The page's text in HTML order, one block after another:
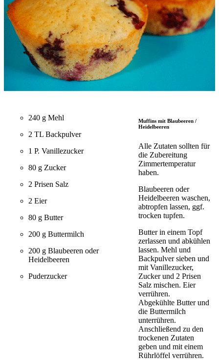
240 g Mehl
2 TL Backpulver
1 P. Vanillezucker
80 g Zucker
2 Prisen Salz
2 Eier
80 g Butter
200 g Buttermilch
200 g Blaubeeren oder
Heidelbeeren
Puderzucker
Muffins mit Blaubeeren /
Heidelbeeren
Alle Zutaten sollten für
die Zubereitung
Zimmertemperatur
haben.
Blaubeeren oder
Heidelbeeren waschen,
abtropfen lassen, ggf.
trocken tupfen.
Butter in einem Topf
zerlassen und abkühlen
lassen. Mehl und
Backpulver sieben und
mit Vanillezucker,
Zucker und 2 Prisen
Salz mischen. Eier
verrühren.
Abgekühlte Butter und
die Buttermilch
unterrühren.
Anschließend zu den
trockenen Zutaten
geben und mit einem
Rührlöffel verrühren.